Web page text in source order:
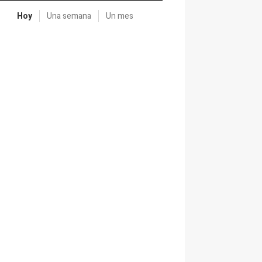
Hoy Una semana Un mes